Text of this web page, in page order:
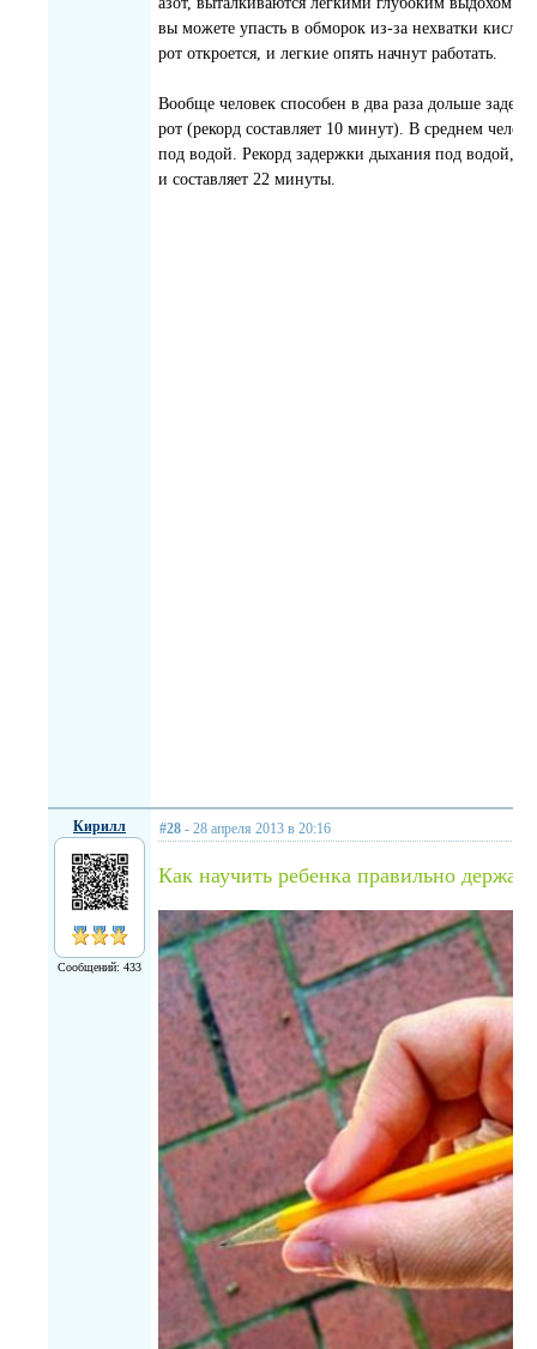
вы можете упасть в обморок из-за нехватки
рот откроется, и легкие опять начнут работать.
Вообще человек способен в два раза дольше
рот (рекорд составляет 10 минут). В среднем
под водой. Рекорд задержки дыхания под водой,
и составляет 22 минуты.
Кирилл
Сообщений: 433
#28 - 28 апреля 2013 в 20:16
Как научить ребенка правильно